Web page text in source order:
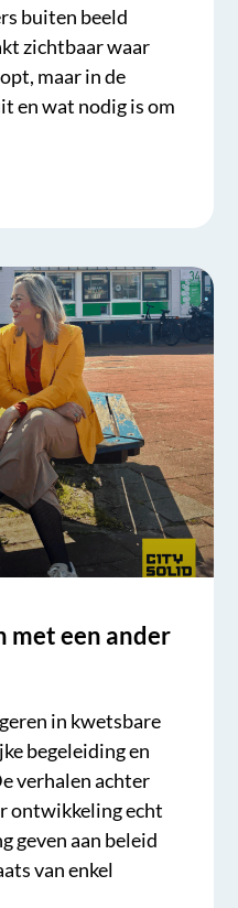
buiten beeld
zichtbaar waar
maar in de
en wat nodig is om
met een ander
in kwetsbare
begeleiding en
verhalen achter
ontwikkeling echt
geven aan beleid
van enkel